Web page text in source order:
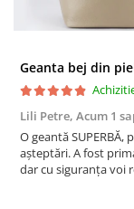
Lili Petre, Acum 1
O geantă SUPERBĂ,
așteptări. A fost
dar cu siguranța voi